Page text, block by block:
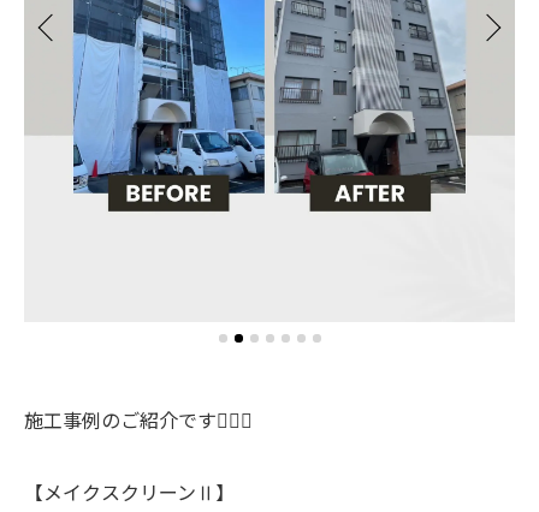
施工事例のご紹介です💁‍♀️✨
【メイクスクリーンⅡ】